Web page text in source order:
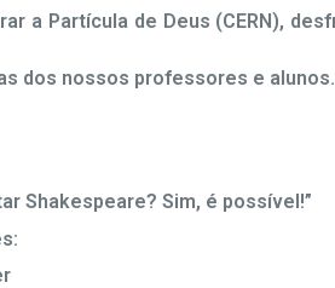
a Partícula de Deus (CERN),
dos nossos professores e alunos.
Shakespeare? Sim, é possível!”